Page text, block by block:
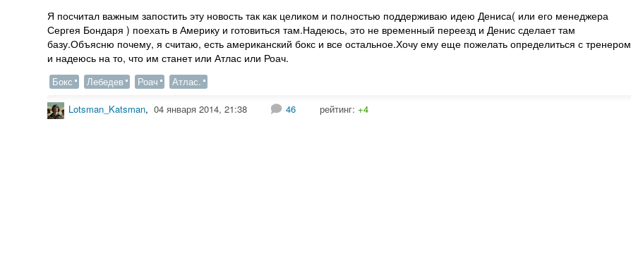
Я посчитал важным запостить эту новость так как целиком и полностью поддерживаю идею Дениса( или его менеджера
Сергея Бондаря ) поехать в Америку и готовиться там.Надеюсь, это не временный переезд и Денис сделает там
базу.Объясню почему, я считаю, есть американский бокс и все остальное.Хочу ему еще пожелать определиться с тренером
и надеюсь на то, что им станет или Атлас или Роач.
Бокс Лебедев Роач Атлас.
Lotsman_Katsman, 04 января 2014, 21:38 46 рейтинг:+4